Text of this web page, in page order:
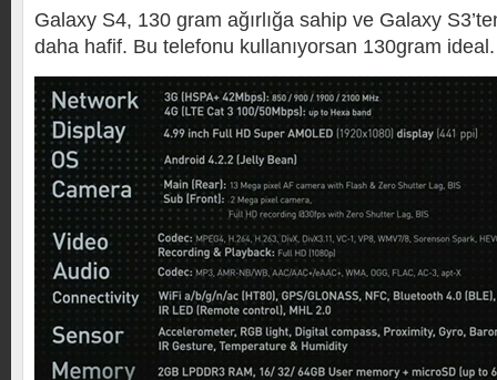
Galaxy S4, 130 gram ağırlığa sahip ve Galaxy
daha hafif. Bu telefonu kullanıyorsan 130gram ideal.